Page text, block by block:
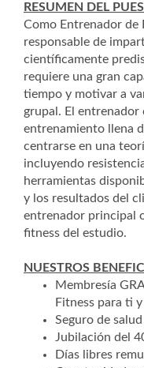
RESUMEN DEL
Como Entrenador de
responsable de
científicamente
requiere una gran
tiempo y motivar a
grupal. El entrenador
entrenamiento llena
centrarse en una
incluyendo
herramientas
y los resultados del
entrenador principal
fitness del estudio.
NUESTROS
Membresía
Fitness para ti
Seguro de
Jubilación del
Días libres